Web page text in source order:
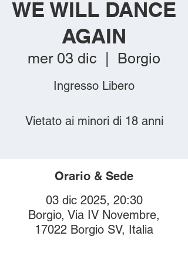
WE WILL DANCE
AGAIN
mer 03 dic Borgio
Ingresso Libero
Vietato ai minori di 18 anni
Orario & Sede
03 dic 2025, 20:30
Borgio, Via IV Novembre,
17022 Borgio SV, Italia